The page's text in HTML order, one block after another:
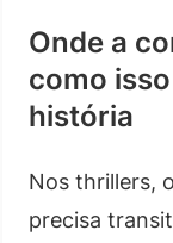
Onde a
como
história
Nos thrillers,
precisa